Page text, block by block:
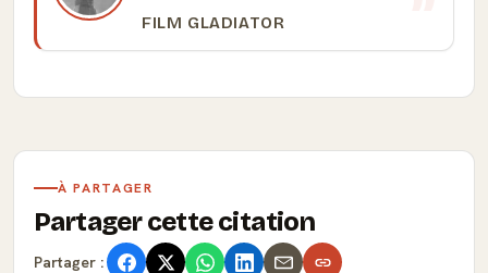
FILM GLADIATOR
À PARTAGER
Partager cette citation
Partager :